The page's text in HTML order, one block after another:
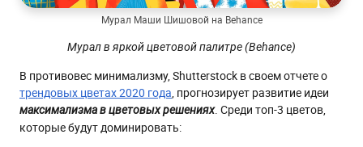
Мурал Маши Шишовой на Behance
Мурал в яркой цветовой палитре (Behance)
В противовес минимализму, Shutterstock в своем отчете о
трендовых цветах 2020 года , прогнозирует развитие идеи
максимализма в цветовых решениях. Среди топ-3 цветов,
которые будут доминировать: